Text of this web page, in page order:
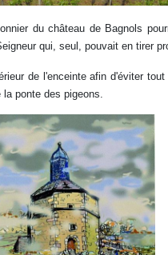
du château de Bagnols
qui, seul, pouvait en tirer
de l'enceinte afin d'éviter
ponte des pigeons.